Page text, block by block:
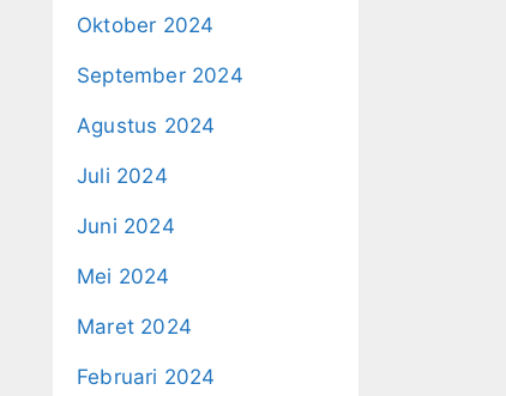
Oktober 2024
September 2024
Agustus 2024
Juli 2024
Juni 2024
Mei 2024
Maret 2024
Februari 2024